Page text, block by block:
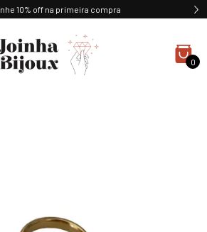
10% off na primeira compra
0